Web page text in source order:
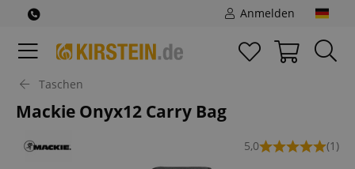
Anmelden
Taschen
Mackie Onyx12 Carry Bag
5,0 (1)